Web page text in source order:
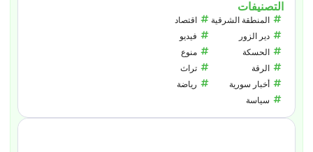
التصنيفات
المنطقة الشرقية
دير الزور
الحسكة
الرقة
أخبار سورية
سياسة
اقتصاد
فيديو
منوع
تراث
رياضة